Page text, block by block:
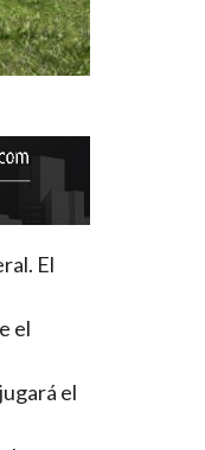
El
el
el